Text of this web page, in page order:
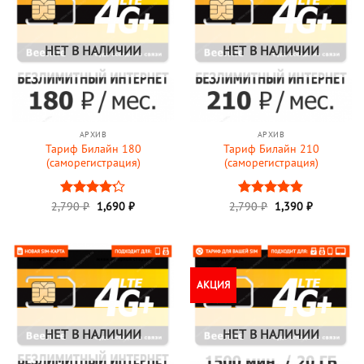
НЕТ В НАЛИЧИИ
АРХИВ
Тариф Билайн 180
(саморегистрация)
Оценка
2,790₽ Первоначальная
цена
1,690 ₽Текущая
НЕТ В НАЛИЧИИ
АРХИВ
Тариф Билайн 210
(саморегистрация)
Оценка
2,790₽ Первоначальная
цена
1,390 ₽Текущая
НЕТ В НАЛИЧИИ
АКЦИЯ
НЕТ В НАЛИЧИИ